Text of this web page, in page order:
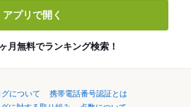
アプリで開く
月無料でランキング検索！
について
携帯電話番号認証とは